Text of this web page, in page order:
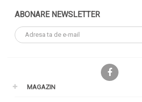
ABONARE NEWSLETTER
MAGAZIN